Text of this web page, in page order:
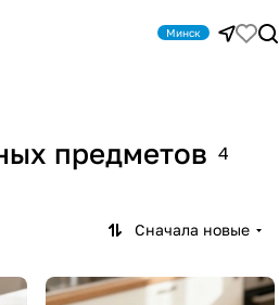
Минск
предметов 4
Сначала новые